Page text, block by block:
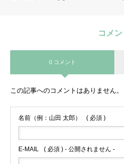
コメン
0 コメント
この記事へのコメントはありません。
名前（例：山田 太郎） ( 必須 )
E-MAIL ( 必須 ) - 公開されません -